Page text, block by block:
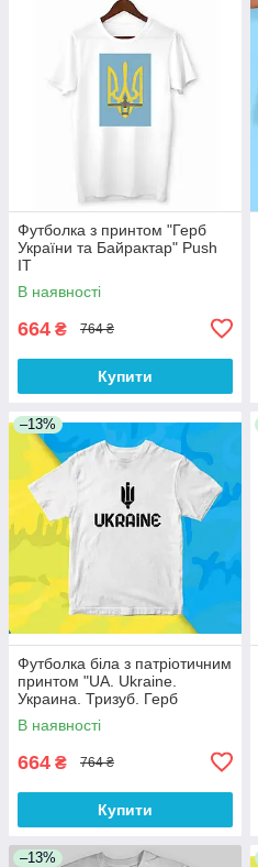
Футболка з принтом "Герб
України та Байрактар" Push
IT
В наявності
664 ₴ 764 ₴
Купити
–13%
Футболка біла з патріотичним
принтом "UA. Ukraine.
Украина. Тризуб. Герб
України" Push IT
В наявності
664 ₴ 764 ₴
Купити
–13%